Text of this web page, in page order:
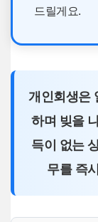
드릴게요.
개인회생은
하며 빚을
득이 없는
무를 즉